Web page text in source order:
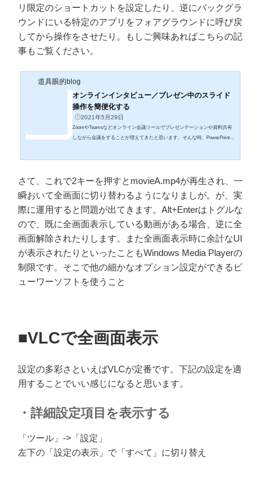
リ限定のショートカットを設定したり、逆にバックグラ
ウンドにいる特定のアプリをフォアグラウンドに呼び戻
してから操作をさせたり。もしご興味あればこちらの記
事もご覧ください。
道具眼的blog
オンラインインタビュー／プレゼン中のスライド
操作を簡便化する
2021年5月29日
ZoomやTeamsなどオンライン会議ツールでプレゼンテーションや資料共有
しながら会議をすることが増えてきたと思います。そんな時、PowerPointで
する場合、資料提示用のパワポ、参加者プロフィールや予定表のExce、イ
ドウ、さらにはカメラ映像をOBS S...
さて、これで2キーを押すとmovieA.mp4が再生され、一
瞬おいて全画面に切り替わるようになりましが。が、実
際に運用すると問題が出てきます。Alt+Enterはトグルな
ので、既に全画面表示している動画がある場合、逆に全
画面解除されたりします。また全画面表示時に余計なUI
が表示されたりといったこともWindows Media Playerの
制限です。そこで他の細かなオプション設定ができるビ
ューワーソフトを使うこと
■VLCで全画面表示
設定の多彩さといえばVLCが定番です。下記の設定を適
用することでいい感じになると思います。
・詳細設定項目を表示する
「ツール」->「設定」
左下の「設定の表示」で「すべて」に切り替え